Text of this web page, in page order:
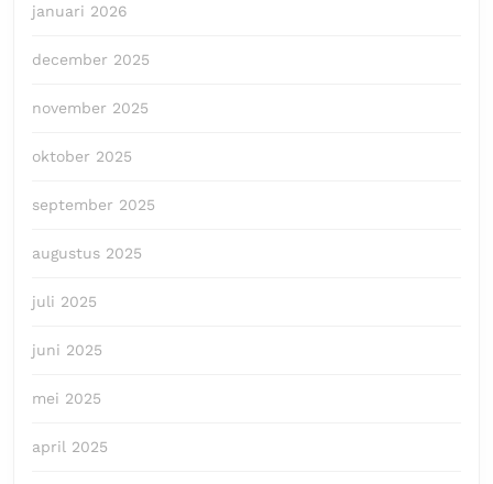
januari 2026
december 2025
november 2025
oktober 2025
september 2025
augustus 2025
juli 2025
juni 2025
mei 2025
april 2025